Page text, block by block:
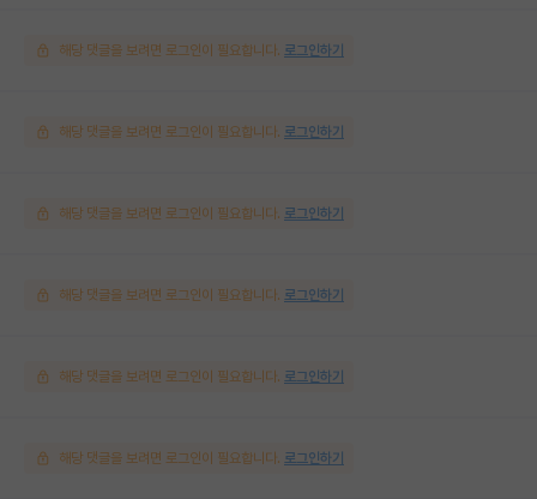
해당 댓글을 보려면 로그인이 필요합니다. 로그인하기
해당 댓글을 보려면 로그인이 필요합니다. 로그인하기
해당 댓글을 보려면 로그인이 필요합니다. 로그인하기
해당 댓글을 보려면 로그인이 필요합니다. 로그인하기
해당 댓글을 보려면 로그인이 필요합니다. 로그인하기
해당 댓글을 보려면 로그인이 필요합니다. 로그인하기